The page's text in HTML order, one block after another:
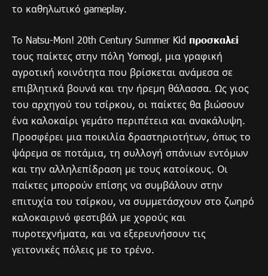
το καθηλωτικό gameplay.
Το Natsu-Mon! 20th Century Summer Kid προσκαλεί
τους παίκτες στην πόλη Yomogi, μια γραφική
αγροτική κοινότητα που βρίσκεται ανάμεσα σε
επιβλητικά βουνά και την ήρεμη θάλασσα. Ως γιος
του αρχηγού του τσίρκου, οι παίκτες θα βιώσουν
ένα καλοκαίρι γεμάτο περιπέτεια και ανακάλυψη.
Προσφέρει μια ποικιλία δραστηριοτήτων, όπως το
ψάρεμα σε ποτάμια, τη συλλογή σπάνιων εντόμων
και την αλληλεπίδραση με τους κατοίκους. Οι
παίκτες μπορούν επίσης να συμβάλουν στην
επιτυχία του τσίρκου, να συμμετάσχουν στο ζωηρό
καλοκαιρινό φεστιβάλ με χορούς και
πυροτεχνήματα, και να εξερευνήσουν τις
γειτονικές πόλεις με το τρένο.